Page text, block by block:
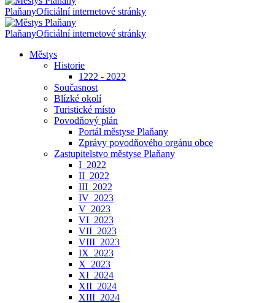
PlaňanyOficiální internetové stránky
PlaňanyOficiální internetové stránky
Městys
Historie
1222 - 2022
Současnost
Blízké okolí
Turistické místo
Povodňový plán
Portál městyse Plaňany
Zprávy povodňového orgánu obce
Zastupitelstvo městyse Plaňany
I_2022
II_2022
III_2022
IV_2023
V_2023
VI_2023
VII_2023
VIII_2023
IX_2023
X_2023
XI_2024
XII_2024
XIII_2024